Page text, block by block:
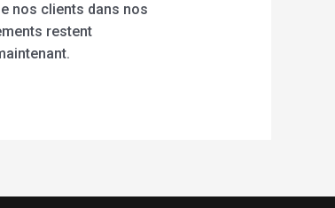
nos clients dans nos
restent